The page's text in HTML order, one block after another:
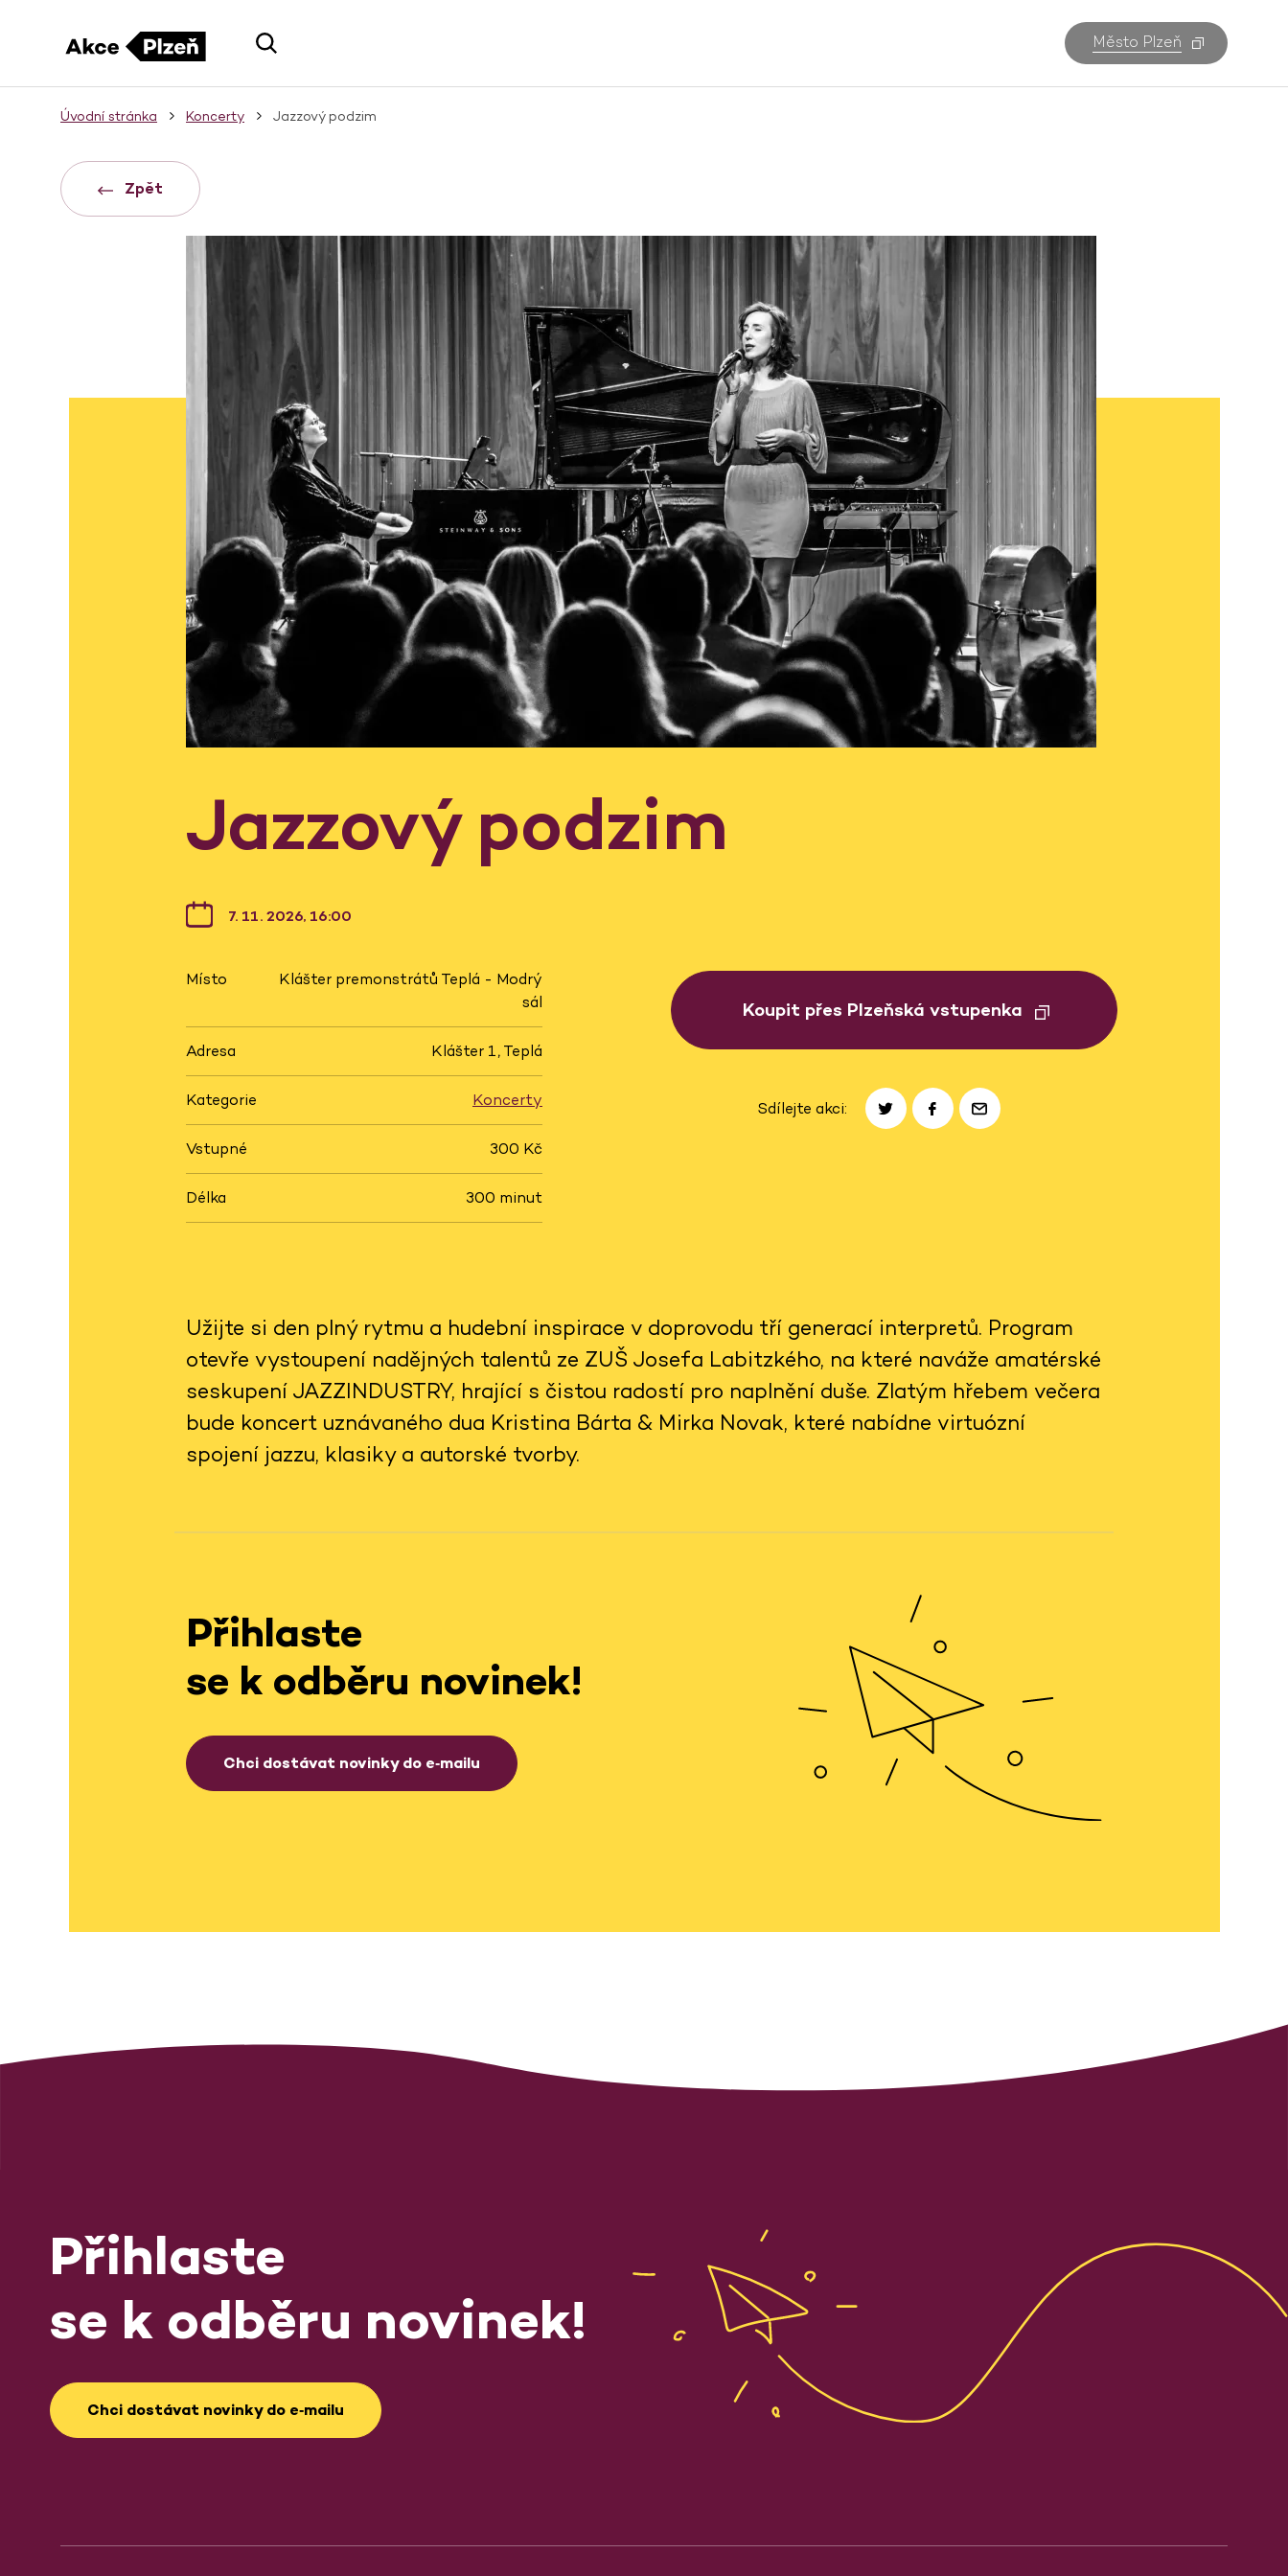
Město Plzeň
Úvodní stránka Koncerty Jazzový podzim
Zpět
Jazzový podzim
7. 11. 2026, 16:00
Místo
Klášter premonstrátů Teplá - Modrý
sál
Adresa Klášter 1, Teplá
Kategorie Koncerty
Vstupné 300 Kč
Délka 300 minut
Koupit přes Plzeňská vstupenka
Sdílejte akci:
Užijte si den plný rytmu a hudební inspirace v doprovodu tří generací interpretů. Program
otevře vystoupení nadějných talentů ze ZUŠ Josefa Labitzkého, na které naváže amatérské
seskupení JAZZINDUSTRY, hrající s čistou radostí pro naplnění duše. Zlatým hřebem večera
bude koncert uznávaného dua Kristina Bárta & Mirka Novak, které nabídne virtuózní
spojení jazzu, klasiky a autorské tvorby.
Přihlaste
se k odběru novinek!
Chci dostávat novinky do e‑mailu
Přihlaste
se k odběru novinek!
Chci dostávat novinky do e‑mailu